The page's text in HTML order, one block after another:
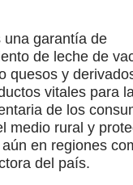
una garantía de
de leche de
quesos y
vitales para
de los
medio rural y
en regiones
del país.